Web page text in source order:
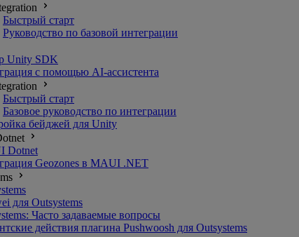
Быстрый старт
Руководство по базовой интеграции
Unity SDK
с помощью AI-ассистента
Быстрый старт
Базовое руководство по интеграции
бейджей для Unity
Dotnet
Geozones в MAUI .NET
для Outsystems
Часто задаваемые вопросы
действия плагина Pushwoosh для Outsystems